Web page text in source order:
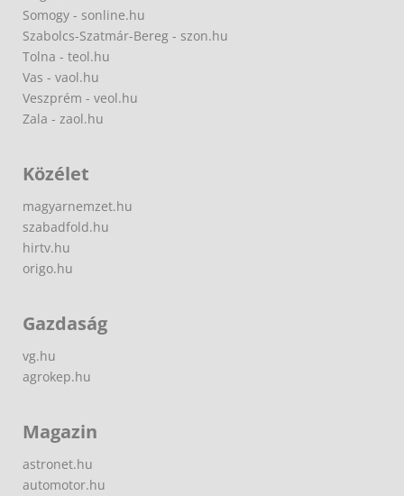
Somogy - sonline.hu
Szabolcs-Szatmár-Bereg - szon.hu
Tolna - teol.hu
Vas - vaol.hu
Veszprém - veol.hu
Zala - zaol.hu
Közélet
magyarnemzet.hu
szabadfold.hu
hirtv.hu
origo.hu
Gazdaság
vg.hu
agrokep.hu
Magazin
astronet.hu
automotor.hu